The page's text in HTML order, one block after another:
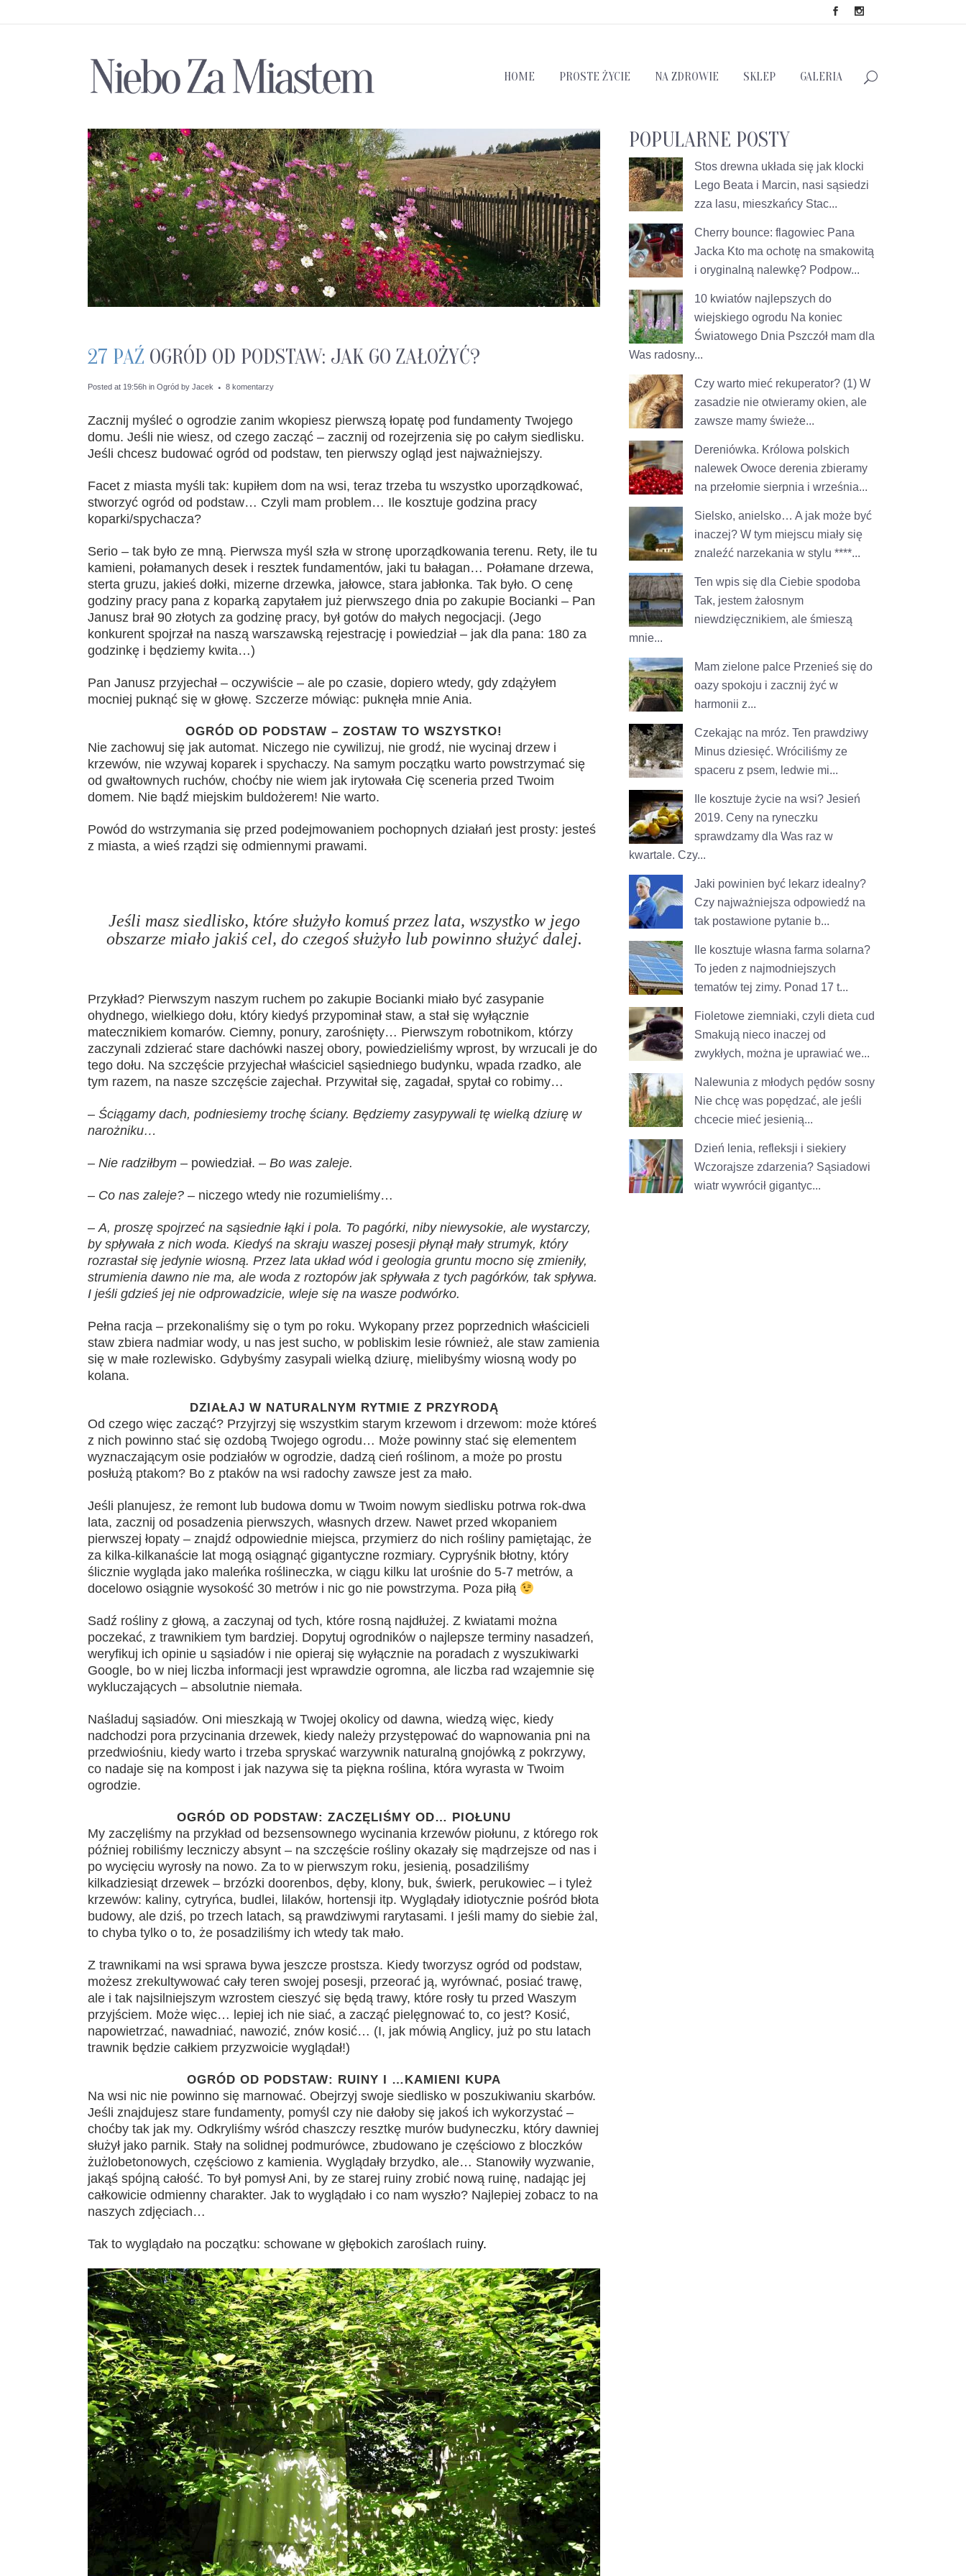
HOME PROSTE ŻYCIE NA ZDROWIE SKLEP GALERIA
27 PAŹ OGRÓD OD PODSTAW: JAK GO ZAŁOŻYĆ?
Posted at 19:56h in Ogród by Jacek 8 komentarzy
Zacznij myśleć o ogrodzie zanim wkopiesz pierwszą łopatę pod fundamenty Twojego
domu. Jeśli nie wiesz, od czego zacząć – zacznij od rozejrzenia się po całym siedlisku.
Jeśli chcesz budować ogród od podstaw, ten pierwszy ogląd jest najważniejszy.
Facet z miasta myśli tak: kupiłem dom na wsi, teraz trzeba tu wszystko uporządkować,
stworzyć ogród od podstaw… Czyli mam problem… Ile kosztuje godzina pracy
koparki/spychacza?
Serio – tak było ze mną. Pierwsza myśl szła w stronę uporządkowania terenu. Rety, ile tu
kamieni, połamanych desek i resztek fundamentów, jaki tu bałagan… Połamane drzewa,
sterta gruzu, jakieś dołki, mizerne drzewka, jałowce, stara jabłonka. Tak było. O cenę
godziny pracy pana z koparką zapytałem już pierwszego dnia po zakupie Bocianki – Pan
Janusz brał 90 złotych za godzinę pracy, był gotów do małych negocjacji. (Jego
konkurent spojrzał na naszą warszawską rejestrację i powiedział – jak dla pana: 180 za
godzinkę i będziemy kwita…)
Pan Janusz przyjechał – oczywiście – ale po czasie, dopiero wtedy, gdy zdążyłem
mocniej puknąć się w głowę. Szczerze mówiąc: puknęła mnie Ania.
OGRÓD OD PODSTAW – ZOSTAW TO WSZYSTKO!
Nie zachowuj się jak automat. Niczego nie cywilizuj, nie grodź, nie wycinaj drzew i
krzewów, nie wzywaj koparek i spychaczy. Na samym początku warto powstrzymać się
od gwałtownych ruchów, choćby nie wiem jak irytowała Cię sceneria przed Twoim
domem. Nie bądź miejskim buldożerem! Nie warto.
Powód do wstrzymania się przed podejmowaniem pochopnych działań jest prosty: jesteś
z miasta, a wieś rządzi się odmiennymi prawami.
Jeśli masz siedlisko, które służyło komuś przez lata, wszystko w jego
obszarze miało jakiś cel, do czegoś służyło lub powinno służyć dalej.
Przykład? Pierwszym naszym ruchem po zakupie Bocianki miało być zasypanie
ohydnego, wielkiego dołu, który kiedyś przypominał staw, a stał się wyłącznie
matecznikiem komarów. Ciemny, ponury, zarośnięty… Pierwszym robotnikom, którzy
zaczynali zdzierać stare dachówki naszej obory, powiedzieliśmy wprost, by wrzucali je do
tego dołu. Na szczęście przyjechał właściciel sąsiedniego budynku, wpada rzadko, ale
tym razem, na nasze szczęście zajechał. Przywitał się, zagadał, spytał co robimy…
– Ściągamy dach, podniesiemy trochę ściany. Będziemy zasypywali tę wielką dziurę w
narożniku…
– Nie radziłbym – powiedział. – Bo was zaleje.
– Co nas zaleje? – niczego wtedy nie rozumieliśmy…
–A, proszę spojrzeć na sąsiednie łąki i pola. To pagórki, niby niewysokie, ale wystarczy,
by spływała z nich woda. Kiedyś na skraju waszej posesji płynął mały strumyk, który
rozrastał się jedynie wiosną. Przez lata układ wód i geologia gruntu mocno się zmieniły,
strumienia dawno nie ma, ale woda z roztopów jak spływała z tych pagórków, tak spływa.
I jeśli gdzieś jej nie odprowadzicie, wleje się na wasze podwórko.
Pełna racja – przekonaliśmy się o tym po roku. Wykopany przez poprzednich właścicieli
staw zbiera nadmiar wody, u nas jest sucho, w pobliskim lesie również, ale staw zamienia
się w małe rozlewisko. Gdybyśmy zasypali wielką dziurę, mielibyśmy wiosną wody po
kolana.
DZIAŁAJ W NATURALNYM RYTMIE Z PRZYRODĄ
Od czego więc zacząć? Przyjrzyj się wszystkim starym krzewom i drzewom: może któreś
z nich powinno stać się ozdobą Twojego ogrodu… Może powinny stać się elementem
wyznaczającym osie podziałów w ogrodzie, dadzą cień roślinom, a może po prostu
posłużą ptakom? Bo z ptaków na wsi radochy zawsze jest za mało.
Jeśli planujesz, że remont lub budowa domu w Twoim nowym siedlisku potrwa rok-dwa
lata, zacznij od posadzenia pierwszych, własnych drzew. Nawet przed wkopaniem
pierwszej łopaty – znajdź odpowiednie miejsca, przymierz do nich rośliny pamiętając, że
za kilka-kilkanaście lat mogą osiągnąć gigantyczne rozmiary. Cypryśnik błotny, który
ślicznie wygląda jako maleńka roślineczka, w ciągu kilku lat urośnie do 5-7 metrów, a
docelowo osiągnie wysokość 30 metrów i nic go nie powstrzyma. Poza piłą
Sadź rośliny z głową, a zaczynaj od tych, które rosną najdłużej. Z kwiatami można
poczekać, z trawnikiem tym bardziej. Dopytuj ogrodników o najlepsze terminy nasadzeń,
weryfikuj ich opinie u sąsiadów i nie opieraj się wyłącznie na poradach z wyszukiwarki
Google, bo w niej liczba informacji jest wprawdzie ogromna, ale liczba rad wzajemnie się
wykluczających – absolutnie niemała.
Naśladuj sąsiadów. Oni mieszkają w Twojej okolicy od dawna, wiedzą więc, kiedy
nadchodzi pora przycinania drzewek, kiedy należy przystępować do wapnowania pni na
przedwiośniu, kiedy warto i trzeba spryskać warzywnik naturalną gnojówką z pokrzywy,
co nadaje się na kompost i jak nazywa się ta piękna roślina, która wyrasta w Twoim
ogrodzie.
OGRÓD OD PODSTAW: ZACZĘLIŚMY OD… PIOŁUNU
My zaczęliśmy na przykład od bezsensownego wycinania krzewów piołunu, z którego rok
później robiliśmy leczniczy absynt – na szczęście rośliny okazały się mądrzejsze od nas i
po wycięciu wyrosły na nowo. Za to w pierwszym roku, jesienią, posadziliśmy
kilkadziesiąt drzewek – brzózki doorenbos, dęby, klony, buk, świerk, perukowiec – i tyleż
krzewów: kaliny, cytryńca, budlei, lilaków, hortensji itp. Wyglądały idiotycznie pośród błota
budowy, ale dziś, po trzech latach, są prawdziwymi rarytasami. I jeśli mamy do siebie żal,
to chyba tylko o to, że posadziliśmy ich wtedy tak mało.
Z trawnikami na wsi sprawa bywa jeszcze prostsza. Kiedy tworzysz ogród od podstaw,
możesz zrekultywować cały teren swojej posesji, przeorać ją, wyrównać, posiać trawę,
ale i tak najsilniejszym wzrostem cieszyć się będą trawy, które rosły tu przed Waszym
przyjściem. Może więc… lepiej ich nie siać, a zacząć pielęgnować to, co jest? Kosić,
napowietrzać, nawadniać, nawozić, znów kosić… (I, jak mówią Anglicy, już po stu latach
trawnik będzie całkiem przyzwoicie wyglądał!)
OGRÓD OD PODSTAW: RUINY I …KAMIENI KUPA
Na wsi nic nie powinno się marnować. Obejrzyj swoje siedlisko w poszukiwaniu skarbów.
Jeśli znajdujesz stare fundamenty, pomyśl czy nie dałoby się jakoś ich wykorzystać –
choćby tak jak my. Odkryliśmy wśród chaszczy resztkę murów budyneczku, który dawniej
służył jako parnik. Stały na solidnej podmurówce, zbudowano je częściowo z bloczków
żużlobetonowych, częściowo z kamienia. Wyglądały brzydko, ale… Stanowiły wyzwanie,
jakąś spójną całość. To był pomysł Ani, by ze starej ruiny zrobić nową ruinę, nadając jej
całkowicie odmienny charakter. Jak to wyglądało i co nam wyszło? Najlepiej zobacz to na
naszych zdjęciach…
Tak to wyglądało na początku: schowane w głębokich zaroślach ruiny.
POPULARNE POSTY
Stos drewna układa się jak klocki
Lego Beata i Marcin, nasi sąsiedzi
zza lasu, mieszkańcy Stac...
Cherry bounce: flagowiec Pana
Jacka Kto ma ochotę na smakowitą
i oryginalną nalewkę? Podpow...
10 kwiatów najlepszych do
wiejskiego ogrodu Na koniec
Światowego Dnia Pszczół mam dla
Was radosny...
Czy warto mieć rekuperator? (1) W
zasadzie nie otwieramy okien, ale
zawsze mamy świeże...
Dereniówka. Królowa polskich
nalewek Owoce derenia zbieramy
na przełomie sierpnia i września...
Sielsko, anielsko… A jak może być
inaczej? W tym miejscu miały się
znaleźć narzekania w stylu ****...
Ten wpis się dla Ciebie spodoba
Tak, jestem żałosnym
niewdzięcznikiem, ale śmieszą
mnie...
Mam zielone palce Przenieś się do
oazy spokoju i zacznij żyć w
harmonii z...
Czekając na mróz. Ten prawdziwy
Minus dziesięć. Wróciliśmy ze
spaceru z psem, ledwie mi...
Ile kosztuje życie na wsi? Jesień
2019. Ceny na ryneczku
sprawdzamy dla Was raz w
kwartale. Czy...
Jaki powinien być lekarz idealny?
Czy najważniejsza odpowiedź na
tak postawione pytanie b...
Ile kosztuje własna farma solarna?
To jeden z najmodniejszych
tematów tej zimy. Ponad 17 t...
Fioletowe ziemniaki, czyli dieta cud
Smakują nieco inaczej od
zwykłych, można je uprawiać we...
Nalewunia z młodych pędów sosny
Nie chcę was popędzać, ale jeśli
chcecie mieć jesienią...
Dzień lenia, refleksji i siekiery
Wczorajsze zdarzenia? Sąsiadowi
wiatr wywrócił gigantyc...